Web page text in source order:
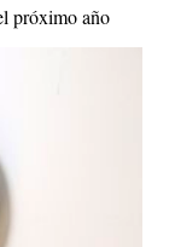
próximo año